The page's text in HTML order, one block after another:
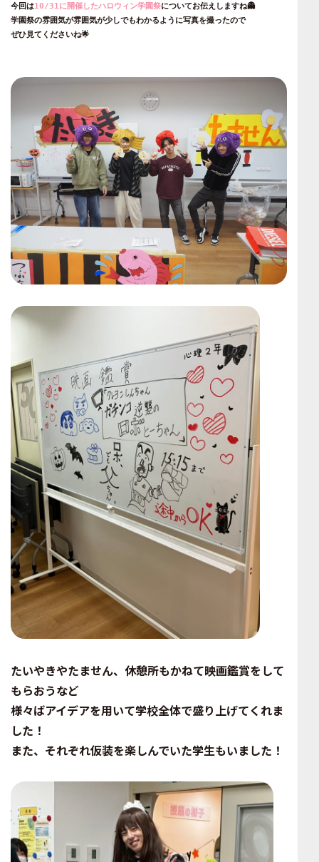
今回は10/31に開催したハロウィン学園祭についてお伝えしますね👻
学園祭の雰囲気が雰囲気が少しでもわかるように写真を撮ったので
ぜひ見てくださいね🌟
たいやきやたません、休憩所もかねて映画鑑賞をして
もらおうなど
様々ばアイデアを用いて学校全体で盛り上げてくれま
した！
また、それぞれ仮装を楽しんでいた学生もいました！